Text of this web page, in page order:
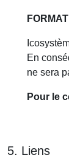
En
ne sera
Pour le
5. Liens